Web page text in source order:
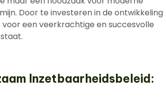
Door te investeren in de ontwikkeling
een veerkrachtige en succesvolle
Inzetbaarheidsbeleid: